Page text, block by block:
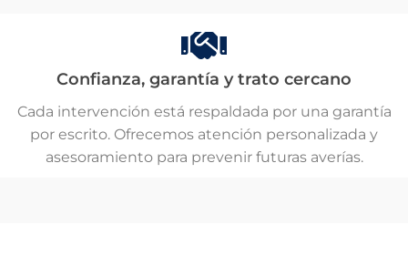
Confianza, garantía y trato cercano
Cada intervención está respaldada por una garantía
por escrito. Ofrecemos atención personalizada y
asesoramiento para prevenir futuras averías.